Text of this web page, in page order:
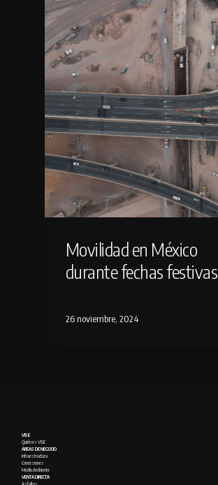
Movilidad en México
durante fechas festivas
26 noviembre, 2024
VISE
Quién es VISE
ÁREAS DE NEGOCIO
Infraestructura
Concesiones
Medio Ambiente
VENTA DIRECTA
Asfaltos